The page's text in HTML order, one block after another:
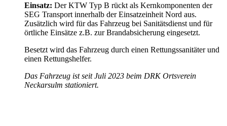
Einsatz: Der KTW Typ B rückt als Kernkomponenten der
SEG Transport innerhalb der Einsatzeinheit Nord aus.
Zusätzlich wird für das Fahrzeug bei Sanitätsdienst und für
örtliche Einsätze z.B. zur Brandabsicherung eingesetzt.
Besetzt wird das Fahrzeug durch einen Rettungssanitäter und
einen Rettungshelfer.
Das Fahrzeug ist seit Juli 2023 beim DRK Ortsverein
Neckarsulm stationiert.